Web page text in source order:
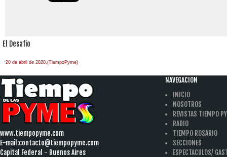
El Desafio
20 de abril de 2020.(TiempoPyme)
www.tiempopyme.com
E-mail:contacto@tiempopyme.com
Capital Federal - Buenos Aires
NAVEGACION
INICIO
NOSOTROS
REVISTAS TIEMPO
RADIO
TIEMPO ROSARIO
SECCIONES
ESPECTACULOS/